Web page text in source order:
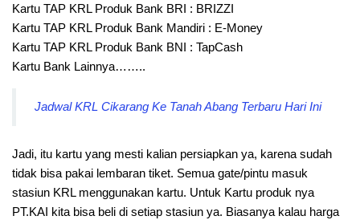
Kartu TAP KRL Produk Bank BRI : BRIZZI
Kartu TAP KRL Produk Bank Mandiri : E-Money
Kartu TAP KRL Produk Bank BNI : TapCash
Kartu Bank Lainnya……..
Jadwal KRL Cikarang Ke Tanah Abang Terbaru Hari Ini
Jadi, itu kartu yang mesti kalian persiapkan ya, karena sudah
tidak bisa pakai lembaran tiket. Semua gate/pintu masuk
stasiun KRL menggunakan kartu. Untuk Kartu produk nya
PT.KAI kita bisa beli di setiap stasiun ya. Biasanya kalau harga